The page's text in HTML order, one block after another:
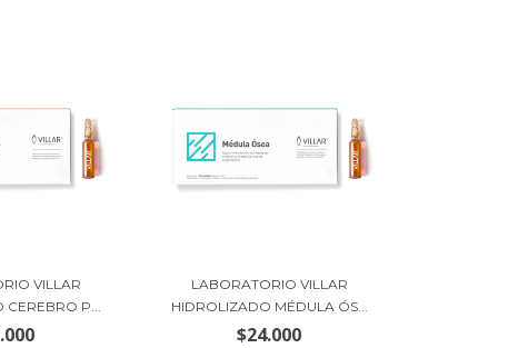
VILLAR
P...
LABORATORIO VILLAR
HIDROLIZADO MÉDULA ÓS...
$24.000